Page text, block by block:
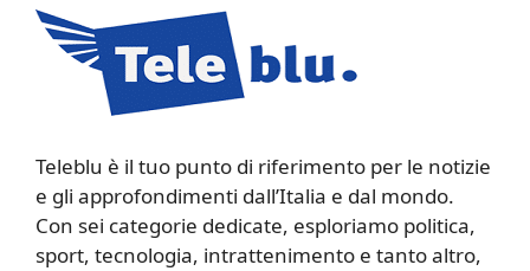
Teleblu è il tuo punto di riferimento per le notizie
e gli approfondimenti dall’Italia e dal mondo.
Con sei categorie dedicate, esploriamo politica,
sport, tecnologia, intrattenimento e tanto altro,